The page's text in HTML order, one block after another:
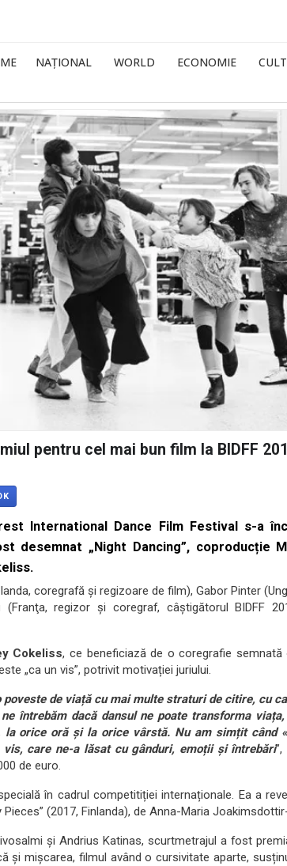
NAȚIONAL WORLD ECONOMIE
pentru cel mai bun film la BIDFF
International Dance Film Festival s-a
desemnat „Night Dancing”, coproducție
coregrafă şi regizoare de film), Gabor Pinter
regizor şi coregraf, câştigătorul BIDFF
Cokeliss, ce beneficiază de o coregrafie semnată
„ca un vis”, potrivit motivației juriului.
de viață cu mai multe straturi de citire, cu
întrebăm dacă dansul ne poate transforma
orice oră și la orice vârstă. Nu am simțit când
care ne-a lăsat cu gânduri, emoții și întrebări
de euro.
în cadrul competitiției internaționale. Ea a
(2017, Finlanda), de Anna-Maria
și Andrius Katinas, scurtmetrajul a fost
și mișcarea, filmul având o cursivitate aparte,